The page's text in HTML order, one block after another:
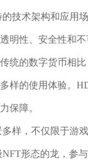
技术架构和应用
明性、安全性和
统的数字货币相
样的使用体验。
保障。
样，不仅限于游
形态的龙，参